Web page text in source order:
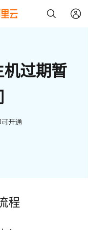
过期暂
开通
程